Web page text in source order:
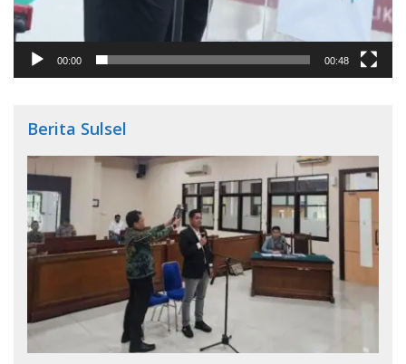
00:00 00:48
Berita Sulsel